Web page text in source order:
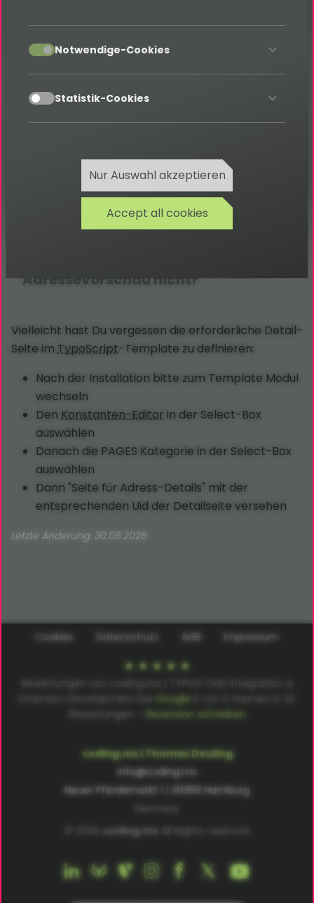
Dokumentation auf die neuste Version
diese abweichen. Die jeweils passende
Dokumentation befindet sich im
Dokumentation-Verzeichnis der
Adressevorschau nicht?
Vielleicht hast Du vergessen die erforderliche Detail-
Seite im TypoScript-Template zu definieren:
Nach der Installation bitte zum Template Modul
wechseln
DenKonstanten-Editor in der Select-Box
auswählen
Danach die PAGES Kategorie in der Select-Box
auswählen
Dann "Seite für Adress-Details" mit der
entsprechenden Uid der Detailseite versehen
Letzte Änderung: 30.06.2026
Kontakt
coding.ms | Thomas Deuling
info@coding.ms
Neuer Pferdemarkt 1 | 20359 Hamburg
coding.ms
Cookies Datenschutz AGB Impressum
Bewertungen von coding.ms | TYPO3 CMS Integration &
Google
Bewertungen – Rezension schreiben
accept Notwendige-Cookies
accept Statistik-Cookies
Nur Auswahl akzeptieren
Accept all cookies